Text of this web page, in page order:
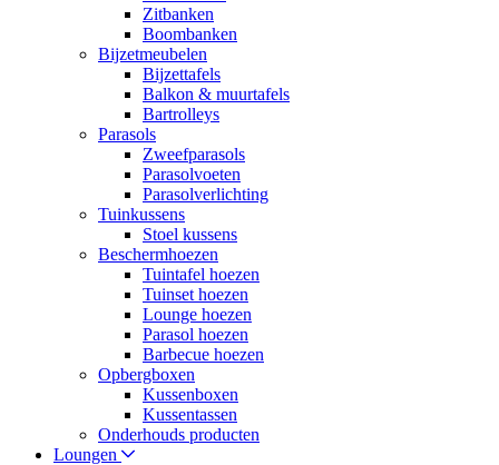
Zitbanken
Boombanken
Bijzetmeubelen
Bijzettafels
Balkon & muurtafels
Bartrolleys
Parasols
Zweefparasols
Parasolvoeten
Parasolverlichting
Tuinkussens
Stoel kussens
Beschermhoezen
Tuintafel hoezen
Tuinset hoezen
Lounge hoezen
Parasol hoezen
Barbecue hoezen
Opbergboxen
Kussenboxen
Kussentassen
Onderhouds producten
Loungen